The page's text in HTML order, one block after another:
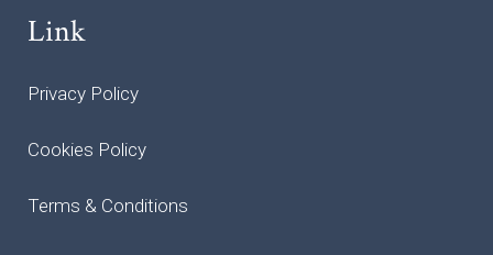
Link
Privacy Policy
Cookies Policy
Terms & Conditions